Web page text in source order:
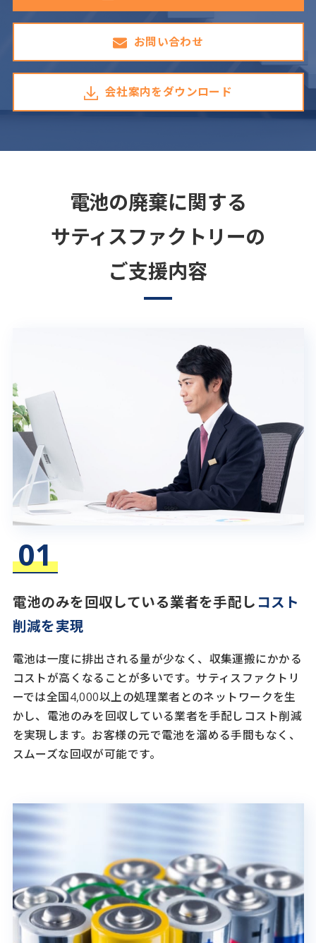
お問い合わせ
会社案内をダウンロード
電池の廃棄に関する
サティスファクトリーの
ご支援内容
電池のみを回収している業者を手配し コスト
削減を実現
電池は一度に排出される量が少なく、収集運搬にかかる
コストが高くなることが多いです。サティスファクトリ
ーでは全国4,000以上の処理業者とのネットワークを生
かし、電池のみを回収している業者を手配しコスト削減
を実現します。お客様の元で電池を溜める手間もなく、
スムーズな回収が可能です。